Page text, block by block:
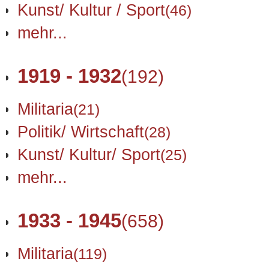
Kunst/ Kultur / Sport(46)
mehr...
1919 - 1932(192)
Militaria(21)
Politik/ Wirtschaft(28)
Kunst/ Kultur/ Sport(25)
mehr...
1933 - 1945(658)
Militaria(119)